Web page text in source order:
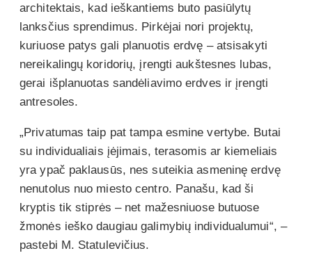
architektais, kad ieškantiems buto pasiūlytų
lanksčius sprendimus. Pirkėjai nori projektų,
kuriuose patys gali planuotis erdvę – atsisakyti
nereikalingų koridorių, įrengti aukštesnes lubas,
gerai išplanuotas sandėliavimo erdves ir įrengti
antresoles.
„Privatumas taip pat tampa esmine vertybe. Butai
su individualiais įėjimais, terasomis ar kiemeliais
yra ypač paklausūs, nes suteikia asmeninę erdvę
nenutolus nuo miesto centro. Panašu, kad ši
kryptis tik stiprės – net mažesniuose butuose
žmonės ieško daugiau galimybių individualumui“, –
pastebi M. Statulevičius.